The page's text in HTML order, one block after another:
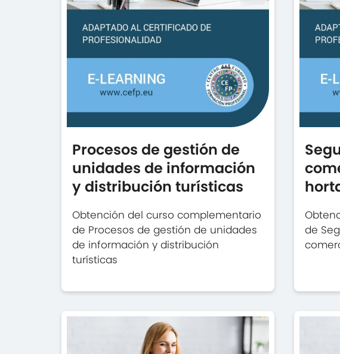
Procesos de gestión de
unidades de información
y distribución turísticas
Obtención del curso complementario
de Procesos de gestión de unidades
de información y distribución
turísticas
de